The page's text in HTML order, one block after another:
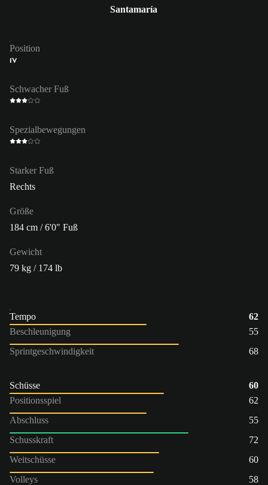
Santamaría
Position
IV
Schwacher Fuß
Spezialbewegungen
Starker Fuß
Rechts
Größe
184 cm / 6'0" Fuß
Gewicht
79 kg / 174 lb
Tempo
62
Beschleunigung
55
Sprintgeschwindigkeit
68
Schüsse
60
Positionsspiel
62
Abschluss
55
Schusskraft
72
Weitschüsse
60
Volleys
58